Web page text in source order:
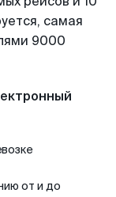
самая
9000
от и до